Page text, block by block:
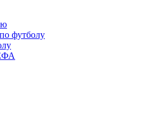
футболу